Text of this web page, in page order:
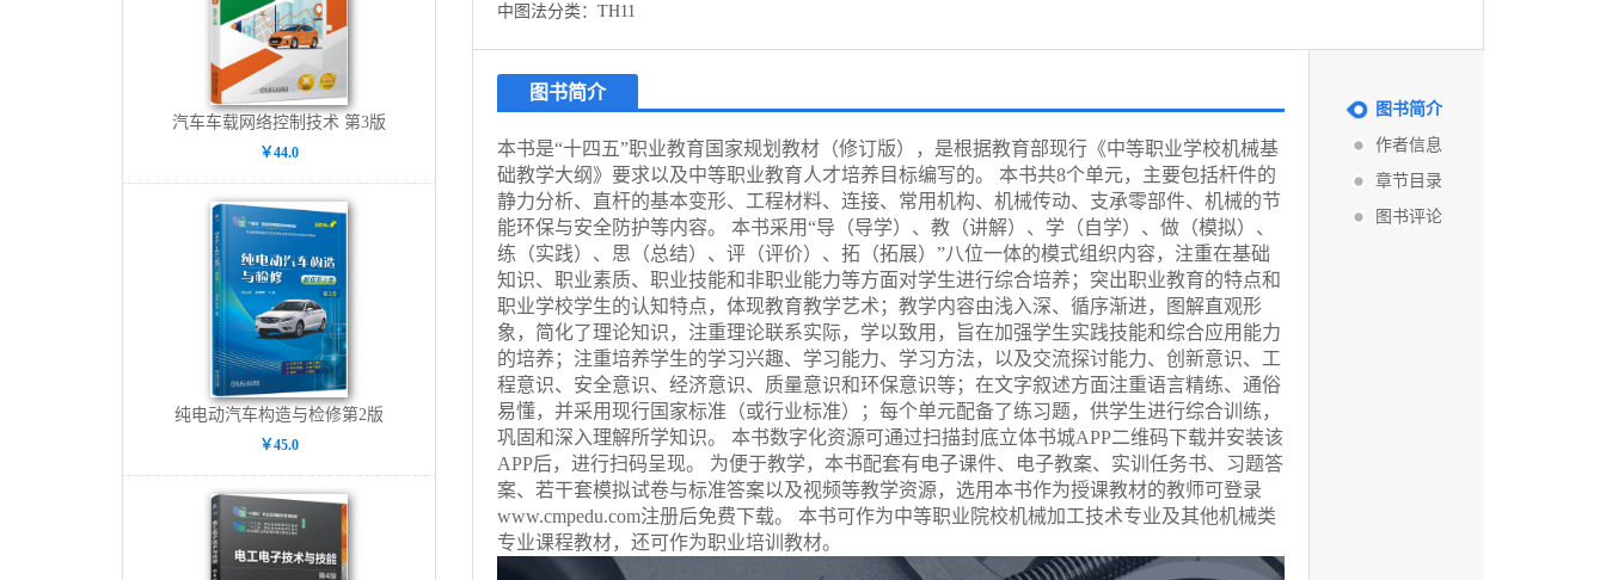
汽车车载网络控制技术 第3版
￥44.0
纯电动汽车构造与检修第2版
￥45.0
中图法分类：TH11
图书简介
本书是“十四五”职业教育国家规划教材（修订版），是根据教育部现行《中等职业学校机械基
础教学大纲》要求以及中等职业教育人才培养目标编写的。 本书共8个单元，主要包括杆件的
静力分析、直杆的基本变形、工程材料、连接、常用机构、机械传动、支承零部件、机械的节
能环保与安全防护等内容。 本书采用“导（导学）、教（讲解）、学（自学）、做（模拟）、
练（实践）、思（总结）、评（评价）、拓（拓展）”八位一体的模式组织内容，注重在基础
知识、职业素质、职业技能和非职业能力等方面对学生进行综合培养；突出职业教育的特点和
职业学校学生的认知特点，体现教育教学艺术；教学内容由浅入深、循序渐进，图解直观形
象，简化了理论知识，注重理论联系实际，学以致用，旨在加强学生实践技能和综合应用能力
的培养；注重培养学生的学习兴趣、学习能力、学习方法，以及交流探讨能力、创新意识、工
程意识、安全意识、经济意识、质量意识和环保意识等；在文字叙述方面注重语言精练、通俗
易懂，并采用现行国家标准（或行业标准）；每个单元配备了练习题，供学生进行综合训练，
巩固和深入理解所学知识。 本书数字化资源可通过扫描封底立体书城APP二维码下载并安装该
APP后，进行扫码呈现。 为便于教学，本书配套有电子课件、电子教案、实训任务书、习题答
案、若干套模拟试卷与标准答案以及视频等教学资源，选用本书作为授课教材的教师可登录
www.cmpedu.com注册后免费下载。 本书可作为中等职业院校机械加工技术专业及其他机械类
专业课程教材，还可作为职业培训教材。
图书简介
作者信息
章节目录
图书评论